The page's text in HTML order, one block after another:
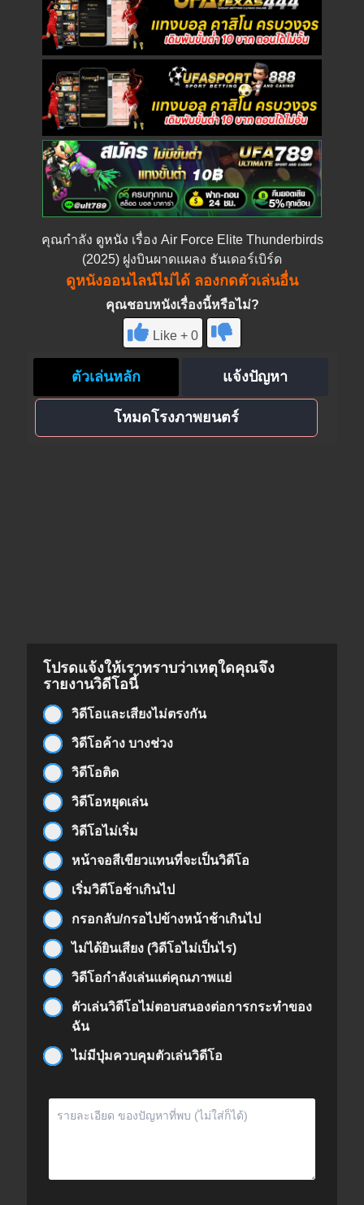
คุณกำลัง ดูหนัง เรื่อง Air Force Elite Thunderbirds
(2025) ฝูงบินผาดแผลง ธันเดอร์เบิร์ด
ดูหนังออนไลน์ไม่ได้ ลองกดตัวเล่นอื่น
คุณชอบหนังเรื่องนี้หรือไม่?
Like + 0
ตัวเล่นหลัก แจ้งปัญหา
โหมดโรงภาพยนตร์
โปรดแจ้งให้เราทราบว่าเหตุใดคุณจึง
รายงานวิดีโอนี้
วิดีโอและเสียงไม่ตรงกัน
วิดีโอค้าง บางช่วง
วิดีโอติด
วิดีโอหยุดเล่น
วิดีโอไม่เริ่ม
หน้าจอสีเขียวแทนที่จะเป็นวิดีโอ
เริ่มวิดีโอช้าเกินไป
กรอกลับ/กรอไปข้างหน้าช้าเกินไป
ไม่ได้ยินเสียง (วิดีโอไม่เป็นไร)
วิดีโอกำลังเล่นแต่คุณภาพแย่
ตัวเล่นวิดีโอไม่ตอบสนองต่อการกระทำของ
ฉัน
ไม่มีปุ่มควบคุมตัวเล่นวิดีโอ